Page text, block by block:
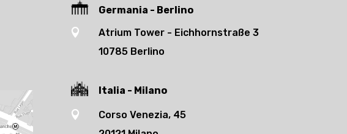
Germania - Berlino

Atrium Tower - Eichhornstraße 3
10785 Berlino
Italia - Milano

Corso Venezia, 45